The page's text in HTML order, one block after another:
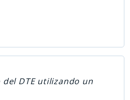
DTE utilizando un